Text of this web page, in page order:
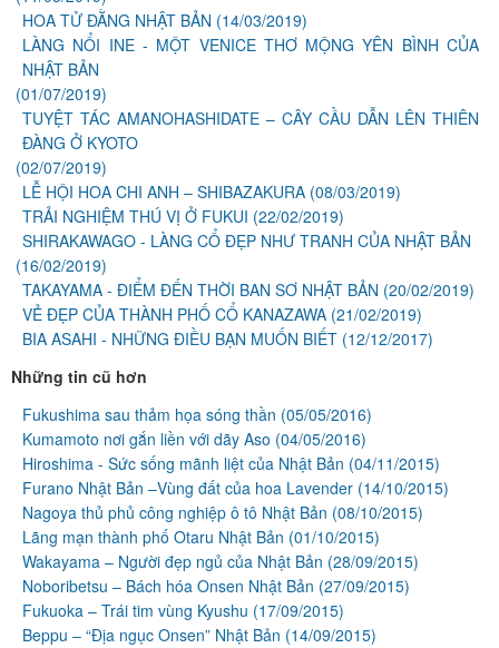
HOA TỬ ĐẰNG NHẬT BẢN (14/03/2019)
LÀNG NỔI INE - MỘT VENICE THƠ MỘNG YÊN BÌNH CỦA
NHẬT BẢN
(01/07/2019)
TUYỆT TÁC AMANOHASHIDATE – CÂY CẦU DẪN LÊN THIÊN
ĐÀNG Ở KYOTO
(02/07/2019)
LỄ HỘI HOA CHI ANH – SHIBAZAKURA (08/03/2019)
TRẢI NGHIỆM THÚ VỊ Ở FUKUI (22/02/2019)
SHIRAKAWAGO - LÀNG CỔ ĐẸP NHƯ TRANH CỦA NHẬT BẢN
(16/02/2019)
TAKAYAMA - ĐIỂM ĐẾN THỜI BAN SƠ NHẬT BẢN (20/02/2019)
VẺ ĐẸP CỦA THÀNH PHỐ CỔ KANAZAWA (21/02/2019)
BIA ASAHI - NHỮNG ĐIỀU BẠN MUỐN BIẾT (12/12/2017)
Những tin cũ hơn
Fukushima sau thảm họa sóng thần (05/05/2016)
Kumamoto nơi gắn liền với dãy Aso (04/05/2016)
Hiroshima - Sức sống mãnh liệt của Nhật Bản (04/11/2015)
Furano Nhật Bản –Vùng đất của hoa Lavender (14/10/2015)
Nagoya thủ phủ công nghiệp ô tô Nhật Bản (08/10/2015)
Lãng mạn thành phố Otaru Nhật Bản (01/10/2015)
Wakayama – Người đẹp ngủ của Nhật Bản (28/09/2015)
Noboribetsu – Bách hóa Onsen Nhật Bản (27/09/2015)
Fukuoka – Trái tim vùng Kyushu (17/09/2015)
Beppu – “Địa ngục Onsen” Nhật Bản (14/09/2015)